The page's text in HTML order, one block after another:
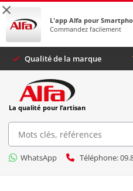
×
L'app Alfa pour
Commandez facilement
Qualité de la marque
La qualité pour l’artisan
WhatsApp Téléphone: